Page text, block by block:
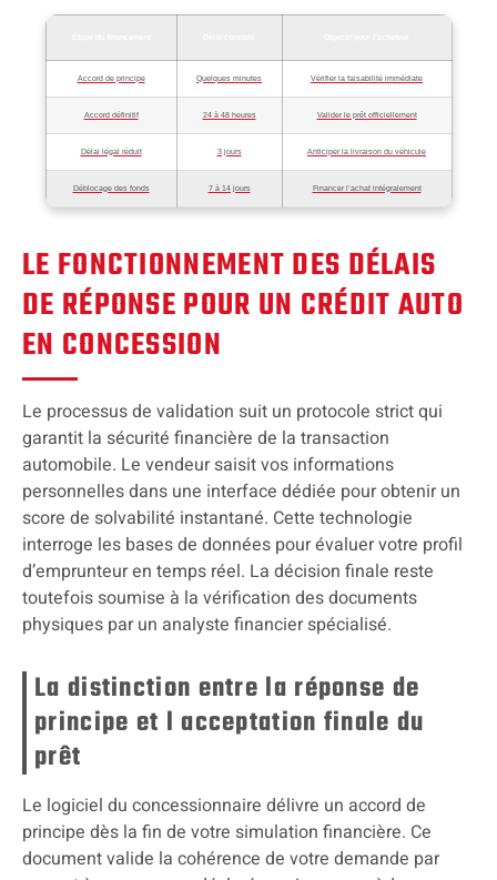
Accord de principe Quelques minutes Vérifier la faisabilité immédiate
Accord définitif 24 à 48 heures Valider le prêt officiellement
Délai légal réduit 3 jours Anticiper la livraison du véhicule
Déblocage des fonds 7 à 14 jours Financer l’achat intégralement
LE FONCTIONNEMENT DES DÉLAIS
DE RÉPONSE POUR UN CRÉDIT AUTO
EN CONCESSION
Le processus de validation suit un protocole strict qui
garantit la sécurité financière de la transaction
automobile. Le vendeur saisit vos informations
personnelles dans une interface dédiée pour obtenir un
score de solvabilité instantané. Cette technologie
interroge les bases de données pour évaluer votre profil
d’emprunteur en temps réel. La décision finale reste
toutefois soumise à la vérification des documents
physiques par un analyste financier spécialisé.
La distinction entre la réponse de
principe et l acceptation finale du
prêt
Le logiciel du concessionnaire délivre un accord de
principe dès la fin de votre simulation financière. Ce
document valide la cohérence de votre demande par